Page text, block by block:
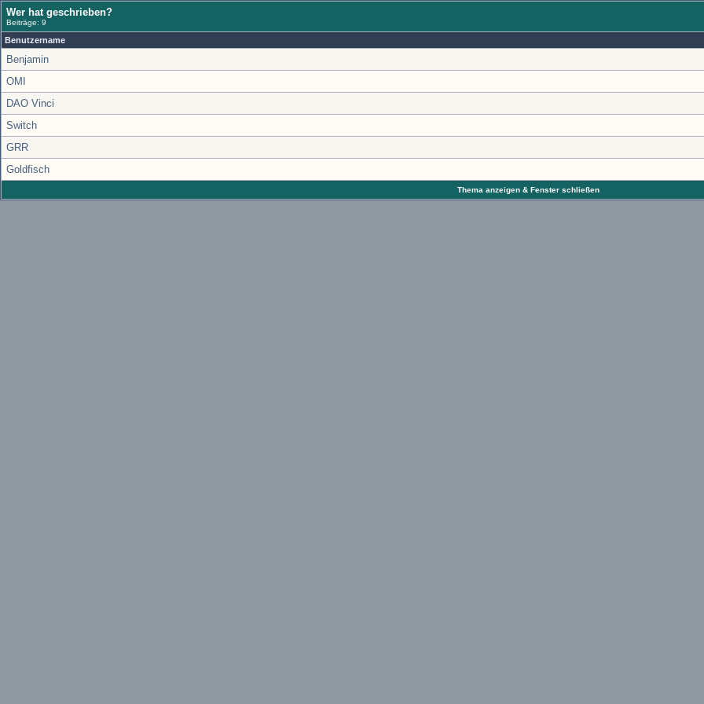
Wer hat geschrieben?
Beiträge: 9
Benutzername
Benjamin
OMI
DAO Vinci
Switch
GRR
Goldfisch
Thema anzeigen & Fenster schließen